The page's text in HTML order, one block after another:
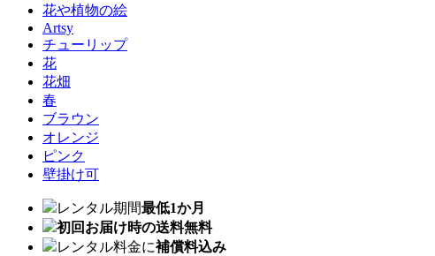
花や植物の絵
Artsy
チューリップ
花
花畑
春
ブラウン
オレンジ
ピンク
壁掛け可
レンタル期間最低1か月
初回お届け時の送料無料
レンタル料金に補償料込み